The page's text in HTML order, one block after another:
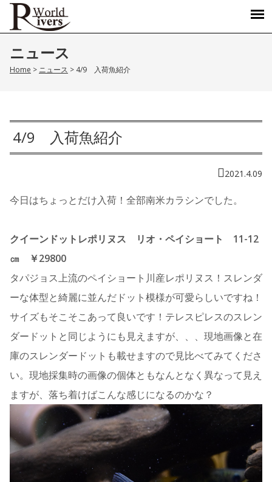
ニュース
Home > ニュース > 4/9 入荷魚紹介
4/9 入荷魚紹介
2021.4.09
今日はちょっとだけ入荷！全部南米カラシンでした。
クイーンドットレポリヌス リオ・ペイショート 11-12
㎝ ￥29800
タパジョス上流のペイショート川産レポリヌス！スレンダ
ーな体型と綺麗に並んだドット模様が可愛らしいですね！
サイズもそこそこあって良いです！テレスピレスのスレン
ダードットと同じようにも見えますが、、、現地画像と在
庫のスレンダードットも載せますので見比べてみてくださ
い。現地採集時の画像の個体ともなんとなく異なって見え
ますが、落ち着けばこんな感じになるのかな？